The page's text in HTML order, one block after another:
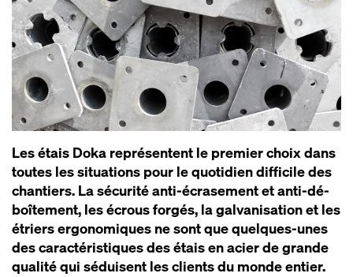
Les étais Doka re­p­ré­s­entent le pre­mier choix dans
toutes les si­tua­tions pour le quo­ti­dien dif­fi­cile des
chan­tiers. La sé­c­u­ri­té an­ti-éc­ra­se­ment et an­ti-dé­
boî­te­ment, les éc­rous for­gés, la gal­va­ni­sa­tion et les
ét­riers er­go­no­miques ne sont que quelques-unes
des ca­rac­té­ris­tiques des étais en acier de grande
qua­li­té qui sé­duisent les clients du monde en­tier.